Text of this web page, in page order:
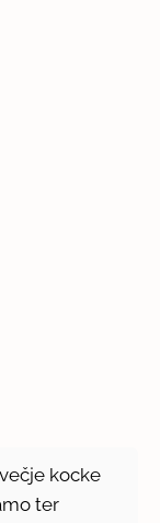
kocke
ter